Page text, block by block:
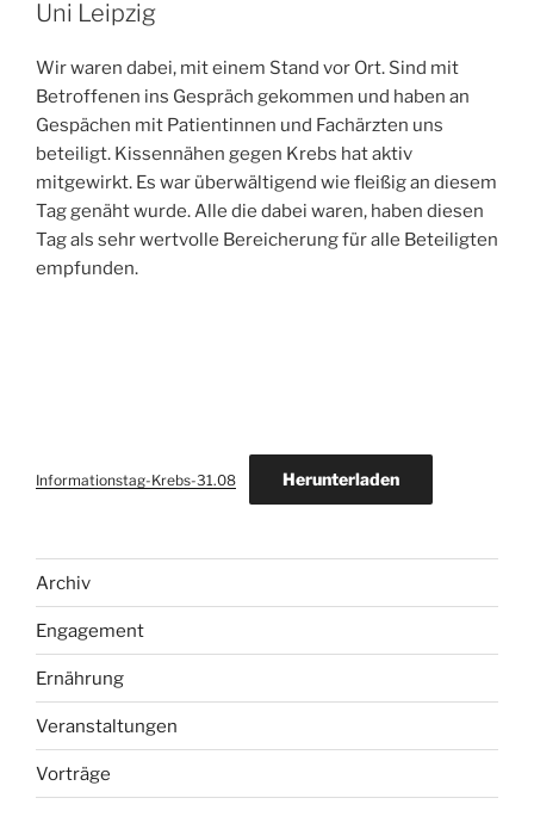
Uni Leipzig
Wir waren dabei, mit einem Stand vor Ort. Sind mit
Betroffenen ins Gespräch gekommen und haben an
Gespächen mit Patientinnen und Fachärzten uns
beteiligt. Kissennähen gegen Krebs hat aktiv
mitgewirkt. Es war überwältigend wie fleißig an diesem
Tag genäht wurde. Alle die dabei waren, haben diesen
Tag als sehr wertvolle Bereicherung für alle Beteiligten
empfunden.
Informationstag-Krebs-31.08 Herunterladen
Archiv
Engagement
Ernährung
Veranstaltungen
Vorträge